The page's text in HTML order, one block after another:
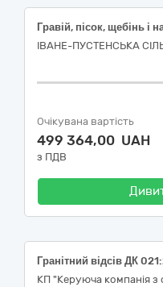
Гравій, пісок, щебінь і
ІВАНЕ-ПУСТЕНСЬКА
Очікувана вартість
499 364,00 UAH
з ПДВ
КП "Керуюча компанія з